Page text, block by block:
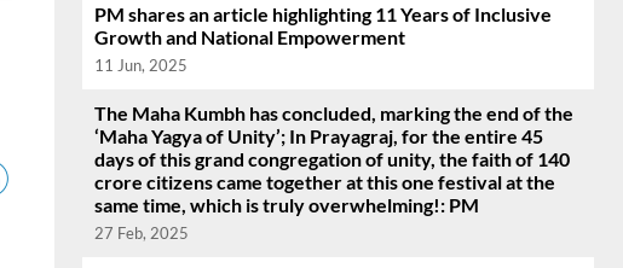
PM shares an article highlighting 11 Years of Inclusive
Growth and National Empowerment
11 Jun, 2025
The Maha Kumbh has concluded, marking the end of the
‘Maha Yagya of Unity’; In Prayagraj, for the entire 45
days of this grand congregation of unity, the faith of 140
crore citizens came together at this one festival at the
same time, which is truly overwhelming!: PM
27 Feb, 2025